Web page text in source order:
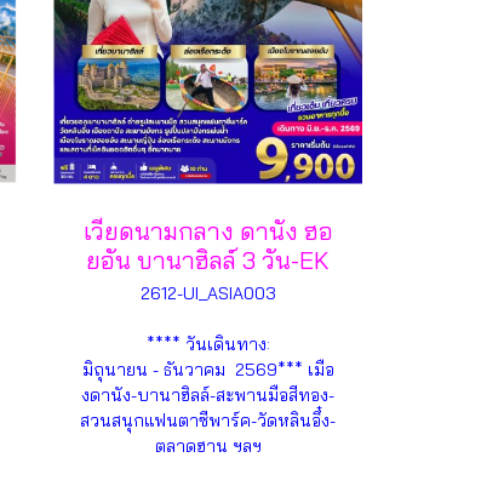
เวียดนามกลาง ดานัง ฮอ
ยอัน บานาฮิลล์ 3 วัน-EK
2612-UI_ASIA003
**** วันเดินทาง:
มิถุนายน - ธันวาคม 2569*** เมือ
งดานัง-บานาฮิลล์-สะพานมือสีทอง-
สวนสนุกแฟนตาซีพาร์ค-วัดหลินอึ๋ง-
ตลาดฮาน ฯลฯ